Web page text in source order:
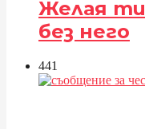
Желая
без него
441